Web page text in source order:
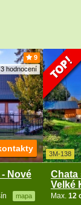
9
3 hodnocení
Nové
mapa
3M-138
Chata
Velké
Max. 12